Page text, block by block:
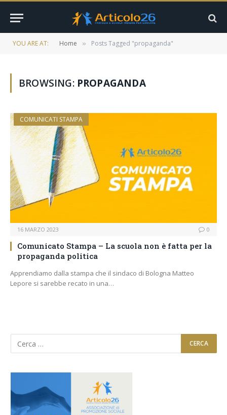
YOU ARE AT: Home » Posts Tagged "propaganda"
BROWSING: PROPAGANDA
COMUNICATI STAMPA
16 MARZO 2023 0
Comunicato Stampa – La scuola non è fatta per la
propaganda politica
Apprendiamo dalla stampa che il sindaco di Bologna Matteo
Lepore si sarebbe recato in una…